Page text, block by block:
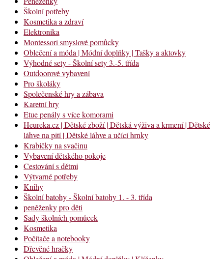
Školní potřeby
Kosmetika a zdraví
Elektronika
Montessori smyslové pomůcky
Oblečení a móda | Módní doplňky | Tašky a aktovky
Výhodné sety - Školní sety 3.-5. třída
Outdoorové vybavení
Pro školáky
Společenské hry a zábava
Karetní hry
Etue penály s více komorami
Heureka.cz | Dětské zboží | Dětská výživa a krmení | Dětské
láhve na pití | Dětské láhve a učící hrnky
Krabičky na svačinu
Vybavení dětského pokoje
Cestování s dětmi
Výtvarné potřeby
Knihy
Školní batohy - Školní batohy 1. - 3. třída
peněženky pro děti
Sady školních pomůcek
Kosmetika
Počítače a notebooky
Dřevěné hračky